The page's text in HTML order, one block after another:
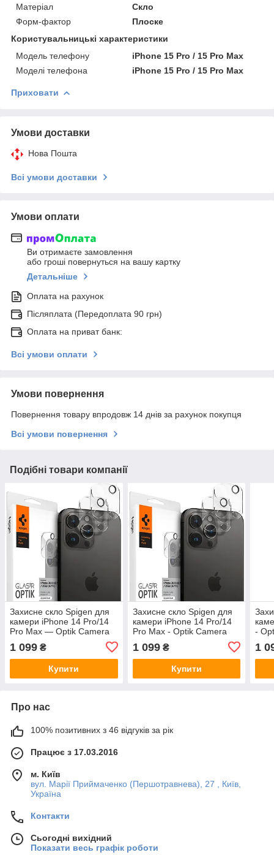
Матеріал
Скло
Форм-фактор
Плоске
Користувальницькі характеристики
Модель телефону
iPhone 15 Pro / 15 Pro Max
Моделі телефона
iPhone 15 Pro / 15 Pro Max
Приховати
Умови доставки
Нова Пошта
Всі умови доставки
Умови оплати
Ви отримаєте замовлення
або гроші повернуться на вашу картку
Детальніше
Оплата на рахунок
Післяплата (Передоплата 90 грн)
Оплата на приват банк:
Всі умови оплати
Умови повернення
Повернення товару впродовж 14 днів за рахунок покупця
Всі умови повернення
Подібні товари компанії
Захисне скло Spigen для
камери iPhone 14 Pro/14
Pro Max — Optik Camera
(AGL05228)
1 099 ₴
Купити
Захисне скло Spigen для
камери iPhone 14 Pro/14
Pro Max - Optik Camera
(AGL05228)
1 099₴
Купити
-
1
Про нас
100% позитивних з 46 відгуків за рік
Працює з 17.03.2016
м. Київ
вул. Марії Приймаченко (Першотравнева), 27 , Київ,
Україна
Контакти
Сьогодні вихідний
Показати весь графік роботи